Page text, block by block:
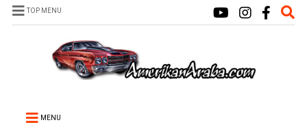
TOP MENU
MENU